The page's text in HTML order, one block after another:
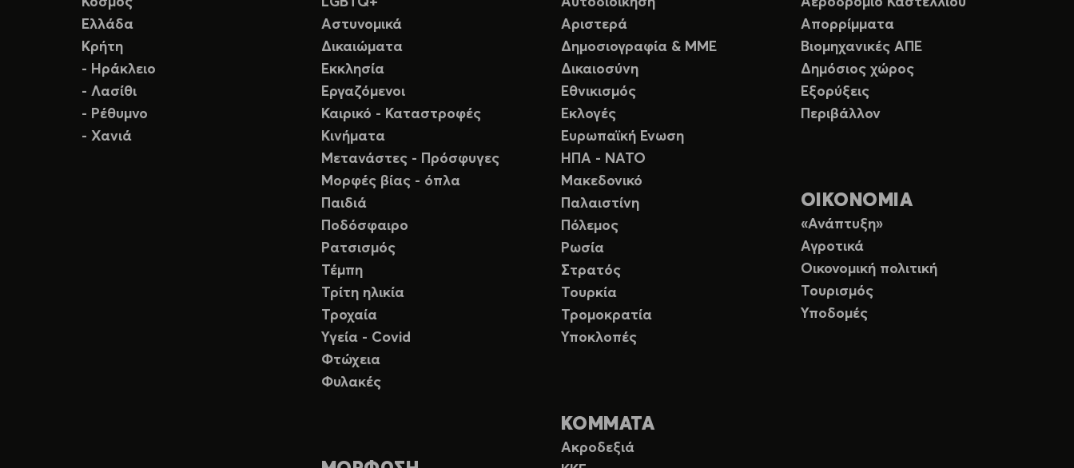
Ελλάδα
Κρήτη
- Ηράκλειο
- Λασίθι
- Ρέθυμνο
- Χανιά
Αστυνομικά
Δικαιώματα
Εκκλησία
Εργαζόμενοι
Καιρικό - Καταστροφές
Κινήματα
Μετανάστες - Πρόσφυγες
Μορφές βίας - όπλα
Παιδιά
Ποδόσφαιρο
Ρατσισμός
Τέμπη
Τρίτη ηλικία
Τροχαία
Υγεία - Covid
Φτώχεια
Φυλακές
Αριστερά
Δημοσιογραφία & ΜΜΕ
Δικαιοσύνη
Εθνικισμός
Εκλογές
Ευρωπαϊκή Ενωση
ΗΠΑ - ΝΑΤΟ
Μακεδονικό
Παλαιστίνη
Πόλεμος
Ρωσία
Στρατός
Τουρκία
Τρομοκρατία
Υποκλοπές
ΚΟΜΜΑΤΑ
Ακροδεξιά
Απορρίμματα
Βιομηχανικές ΑΠΕ
Δημόσιος χώρος
Εξορύξεις
Περιβάλλον
ΟΙΚΟΝΟΜΙΑ
«Ανάπτυξη»
Αγροτικά
Οικονομική πολιτική
Τουρισμός
Υποδομές